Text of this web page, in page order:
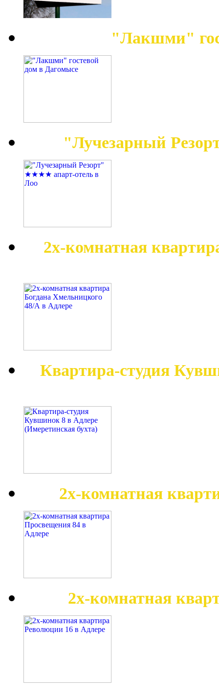
"Лакшми"
"Лучезарный
2х-комнатная
Квартира-студия
2х-комнатная
2х-комнатная